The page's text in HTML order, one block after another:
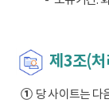
제3조(처
①당 사이트는 다